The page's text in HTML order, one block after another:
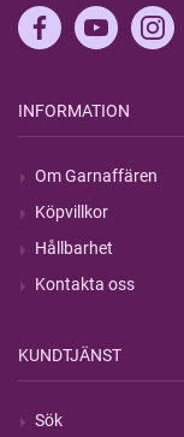
INFORMATION
Om Garnaffären
Köpvillkor
Hållbarhet
Kontakta oss
KUNDTJÄNST
Sök